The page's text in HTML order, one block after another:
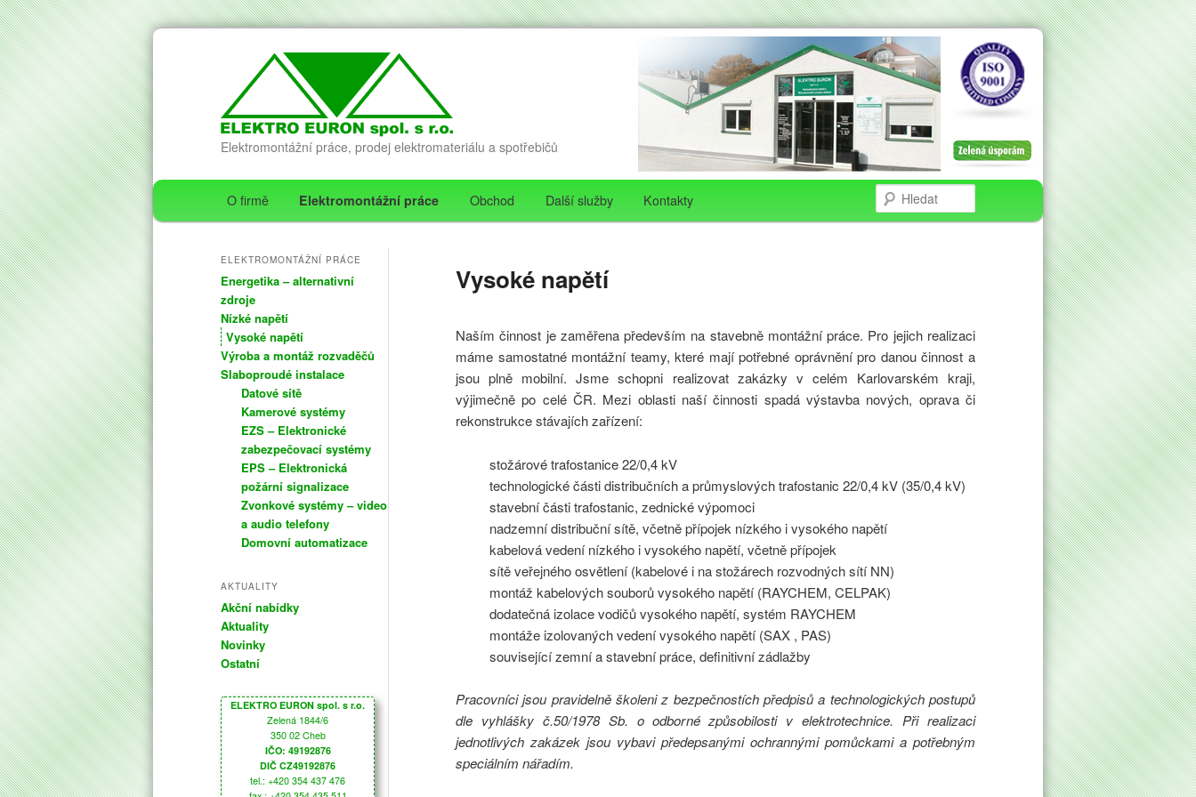
Elektromontážní práce, prodej elektromateriálu a spotřebičů
Hledat
Hlavní navigační menu
Přejít k hlavnímu obsahu webu
Přejít k obsahu postranního panelu
O firmě Elektromontážní práce Obchod Další služby Kontakty
Vysoké napětí
Naším činnost je zaměřena především na stavebně montážní práce. Pro jejich realizaci
máme samostatné montážní teamy, které mají potřebné oprávnění pro danou činnost a
jsou plně mobilní. Jsme schopni realizovat zakázky v celém Karlovarském kraji,
výjimečně po celé ČR. Mezi oblasti naší činnosti spadá výstavba nových, oprava či
rekonstrukce stávajích zařízení:
stožárové trafostanice 22/0,4 kV
technologické části distribučních a průmyslových trafostanic 22/0,4 kV (35/0,4 kV)
stavební části trafostanic, zednické výpomoci
nadzemní distribuční sítě, včetně přípojek nízkého i vysokého napětí
kabelová vedení nízkého i vysokého napětí, včetně přípojek
sítě veřejného osvětlení (kabelové i na stožárech rozvodných sítí NN)
montáž kabelových souborů vysokého napětí (RAYCHEM, CELPAK)
dodatečná izolace vodičů vysokého napětí, systém RAYCHEM
montáže izolovaných vedení vysokého napětí (SAX , PAS)
související zemní a stavební práce, definitivní zádlažby
Pracovníci jsou pravidelně školeni z bezpečnostích předpisů a technologických postupů
dle vyhlášky č.50/1978 Sb. o odborné způsobilosti v elektrotechnice. Při realizaci
jednotlivých zakázek jsou vybavi předepsanými ochrannými pomůckami a potřebným
speciálním nářadím.
ELEKTROMONTÁŽNÍ PRÁCE
Energetika – alternativní
zdroje
Nízké napětí
Vysoké napětí
Výroba a montáž rozvaděčů
Slaboproudé instalace
Datové sítě
Kamerové systémy
EZS – Elektronické
zabezpečovací systémy
EPS – Elektronická
požární signalizace
Zvonkové systémy – video
a audio telefony
Domovní automatizace
AKTUALITY
Akční nabídky
Aktuality
Novinky
Ostatní
ELEKTRO EURON spol. s r.o.
Zelená 1844/6
350 02 Cheb
IČO: 49192876
DIČ CZ49192876
tel.: +420 354 437 476